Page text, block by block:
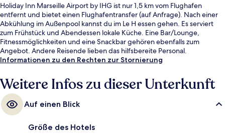
Holiday Inn Marseille Airport by IHG ist nur 1,5 km vom Flughafen
entfernt und bietet einen Flughafentransfer (auf Anfrage). Nach einer
Abkühlung im Außenpool kannst du im Le H essen gehen. Es serviert
zum Frühstück und Abendessen lokale Küche. Eine Bar/Lounge,
Fitnessmöglichkeiten und eine Snackbar gehören ebenfalls zum
Angebot. Andere Reisende lieben das hilfsbereite Personal.
Informationen zu den Rechten zur Stornierung
Weitere Infos zu dieser Unterkunft
Auf einen Blick
Größe des Hotels